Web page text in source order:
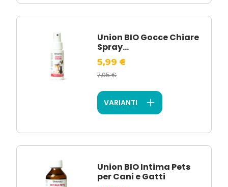
Union BIO Gocce Chiare
Spray...
5,99 €
7,95 €
VARIANTI
Union BIO Intima Pets
per Cani e Gatti